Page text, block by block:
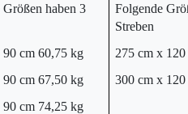
haben 3
90 cm 60,75 kg
90 cm 67,50 kg
90 cm 74,25 kg
Folgende
Streben
275 cm x
300 cm x